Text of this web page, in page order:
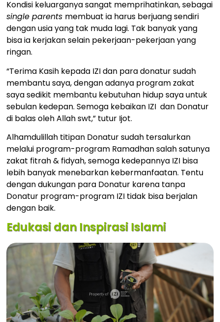
Kondisi keluarganya sangat memprihatinkan, sebagai
single parents membuat ia harus berjuang sendiri
dengan usia yang tak muda lagi. Tak banyak yang
bisa ia kerjakan selain pekerjaan-pekerjaan yang
ringan.
“Terima Kasih kepada IZI dan para donatur sudah
membantu saya, dengan adanya program zakat
saya sedikit membantu kebutuhan hidup saya untuk
sebulan kedepan. Semoga kebaikan IZI dan Donatur
di balas oleh Allah swt,” tutur Ijot.
Alhamdulillah titipan Donatur sudah tersalurkan
melalui program-program Ramadhan salah satunya
zakat fitrah & fidyah, semoga kedepannya IZI bisa
lebih banyak menebarkan kebermanfaatan. Tentu
dengan dukungan para Donatur karena tanpa
Donatur program-program IZI tidak bisa berjalan
dengan baik.
Edukasi dan Inspirasi Islami